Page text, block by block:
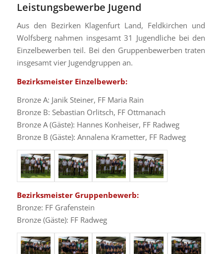
Leistungsbewerbe Jugend
Aus den Bezirken Klagenfurt Land, Feldkirchen und
Wolfsberg nahmen insgesamt 31 Jugendliche bei den
Einzelbewerben teil. Bei den Gruppenbewerben traten
insgesamt vier Jugendgruppen an.
Bezirksmeister Einzelbewerb:
Bronze A: Janik Steiner, FF Maria Rain
Bronze B: Sebastian Orlitsch, FF Ottmanach
Bronze A (Gäste): Hannes Konheiser, FF Radweg
Bronze B (Gäste): Annalena Krametter, FF Radweg
Bezirksmeister Gruppenbewerb:
Bronze: FF Grafenstein
Bronze (Gäste): FF Radweg